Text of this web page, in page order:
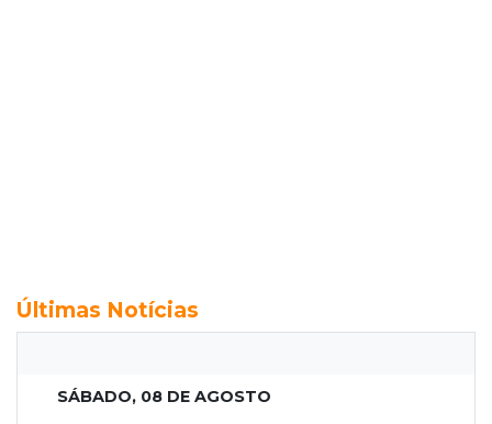
Últimas Notícias
SÁBADO, 08 DE AGOSTO